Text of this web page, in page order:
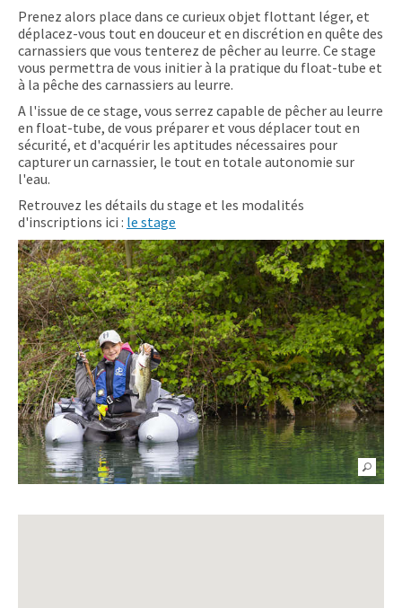
Prenez alors place dans ce curieux objet flottant léger, et
déplacez-vous tout en douceur et en discrétion en quête des
carnassiers que vous tenterez de pêcher au leurre. Ce stage
vous permettra de vous initier à la pratique du float-tube et
à la pêche des carnassiers au leurre.
A l'issue de ce stage, vous serrez capable de pêcher au leurre
en float-tube, de vous préparer et vous déplacer tout en
sécurité, et d'acquérir les aptitudes nécessaires pour
capturer un carnassier, le tout en totale autonomie sur
l'eau.
Retrouvez les détails du stage et les modalités
d'inscriptions ici : le stage